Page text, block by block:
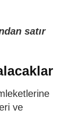
satır
ve